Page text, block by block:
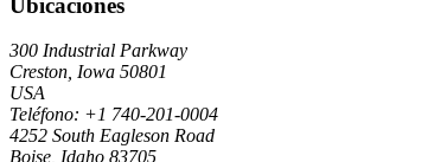
300 Industrial Parkway
Creston, Iowa 50801
USA
Teléfono: +1 740-201-0004
4252 South Eagleson Road
Boise, Idaho 83705